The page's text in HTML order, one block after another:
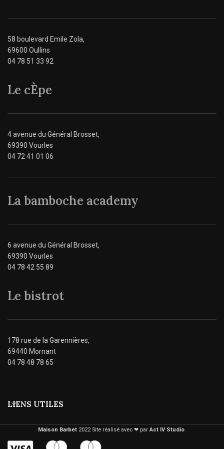
58 boulevard Emile Zola,
69600 Oullins
04 78 51 33 92
Le cÈpe
4 avenue du Général Brosset,
69390 Vourles
04 72 41 01 06
La bamboche academy
6 avenue du Général Brosset,
69390 Vourles
04 78 42 55 89
Le bistrot
178 rue de la Garennières,
69440 Mornant
04 78 48 78 65
LIENS UTILES
Maison Barbet 2022 Site réalisé avec ❤︎ parAct IV Studio.